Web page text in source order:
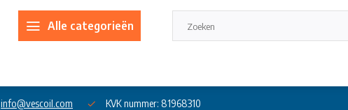
Alle categorieën
info@vescoil.com KVK nummer: 81968310